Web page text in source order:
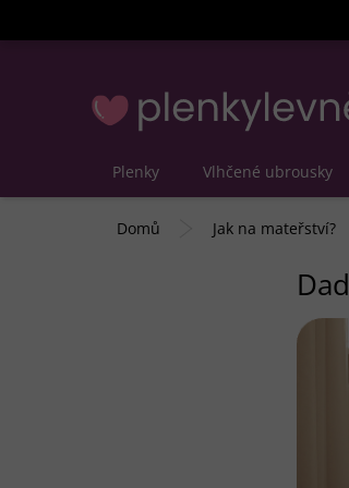
Plenky Vlhčené ubrousky
Domů Jak na mateřství?